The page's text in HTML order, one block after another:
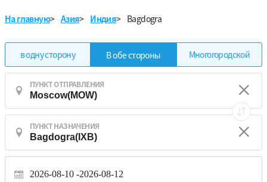
На главную> Азия> Индия> Bagdogra
в одну сторону В обе стороны Многогородской
ПУНКТ ОТПРАВЛЕНИЯ
ПУНКТ НАЗНАЧЕНИЯ
2026-08-10 2026-08-12